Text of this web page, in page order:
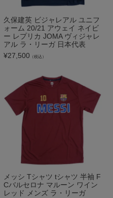
久保建英 ビジャレアル ユニフ
ォーム 20/21 アウェイ ネイビ
ー レプリカ JOMA ヴィジャレ
アル ラ・リーガ 日本代表
¥27,500 （税込）
メッシ Tシャツ tシャツ 半袖 F
Cバルセロナ マルーン ワイン
レッド メンズ ラ・リーガ